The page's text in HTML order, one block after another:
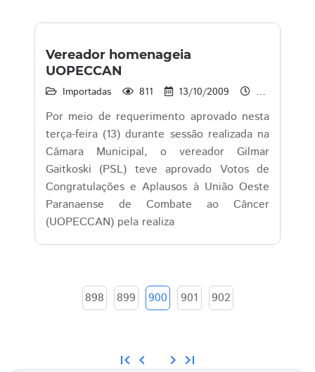
Vereador homenageia
UOPECCAN
Importadas 811 13/10/2009 15:27
Por meio de requerimento aprovado nesta
terça-feira (13) durante sessão realizada na
Câmara Municipal, o vereador Gilmar
Gaitkoski (PSL) teve aprovado Votos de
Congratulações e Aplausos à União Oeste
Paranaense de Combate ao Câncer
(UOPECCAN) pela realiza
first_page chevron_left
898 899 900 901 902
chevron_right last_page